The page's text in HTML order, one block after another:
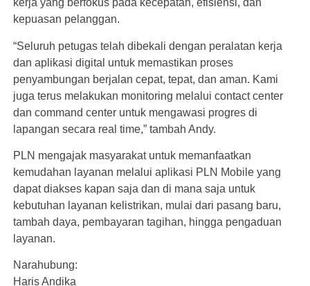
kerja yang berfokus pada kecepatan, efisiensi, dan
kepuasan pelanggan.
“Seluruh petugas telah dibekali dengan peralatan kerja
dan aplikasi digital untuk memastikan proses
penyambungan berjalan cepat, tepat, dan aman. Kami
juga terus melakukan monitoring melalui contact center
dan command center untuk mengawasi progres di
lapangan secara real time,” tambah Andy.
PLN mengajak masyarakat untuk memanfaatkan
kemudahan layanan melalui aplikasi PLN Mobile yang
dapat diakses kapan saja dan di mana saja untuk
kebutuhan layanan kelistrikan, mulai dari pasang baru,
tambah daya, pembayaran tagihan, hingga pengaduan
layanan.
Narahubung:
Haris Andika